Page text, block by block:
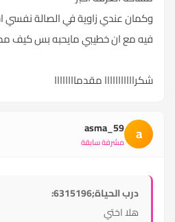
وكمان عندي زاوية في الصالة نفسي
فيه مع ان خطيبي مايحبه بس كيف
شكرااااااااااا مقدماااااااا
a
asma_59
مشرفة سابقة
درب الحياة;6315196:
هلا اختي